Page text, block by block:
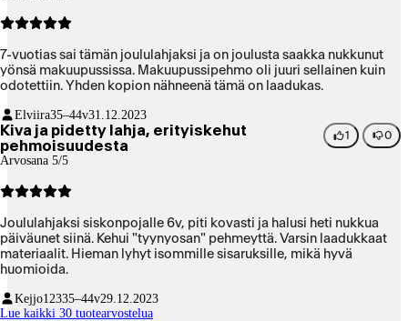
7-vuotias sai tämän joululahjaksi ja on joulusta saakka nukkunut
yönsä makuupussissa. Makuupussipehmo oli juuri sellainen kuin
odotettiin. Yhden kopion nähneenä tämä on laadukas.
Elviira35–44v31.12.2023
Kiva ja pidetty lahja, erityiskehut
pehmoisuudesta
Arvosana 5/5
1 0
Joululahjaksi siskonpojalle 6v, piti kovasti ja halusi heti nukkua
päiväunet siinä. Kehui "tyynyosan" pehmeyttä. Varsin laadukkaat
materiaalit. Hieman lyhyt isommille sisaruksille, mikä hyvä
huomioida.
Kejjo12335–44v29.12.2023
Lue kaikki 30 tuotearvostelua